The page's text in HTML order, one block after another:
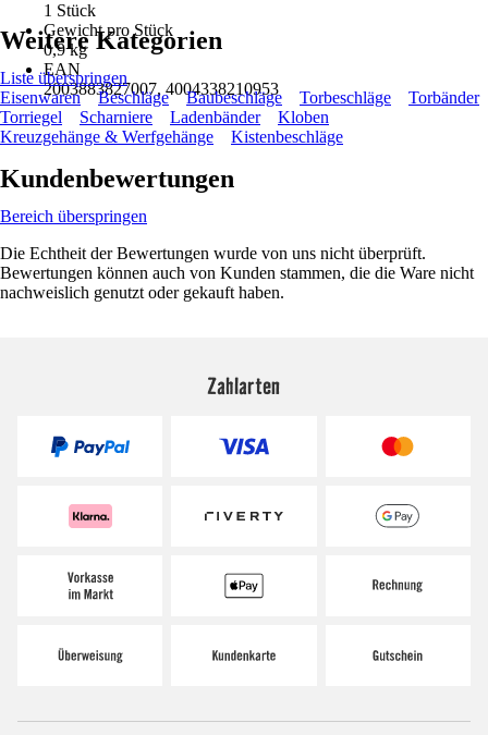
1 Stück
Gewicht pro Stück
0,9 kg
EAN
2003883827007, 4004338210953
Weitere Kategorien
Liste überspringen
Eisenwaren
Beschläge Baubeschläge Torbeschläge
Torbänder
Torriegel
Scharniere Ladenbänder
Kloben
Kreuzgehänge & Werfgehänge
Kistenbeschläge
Kundenbewertungen
Bereich überspringen
Die Echtheit der Bewertungen wurde von uns nicht überprüft.
Bewertungen können auch von Kunden stammen, die die Ware nicht
nachweislich genutzt oder gekauft haben.
Zahlarten